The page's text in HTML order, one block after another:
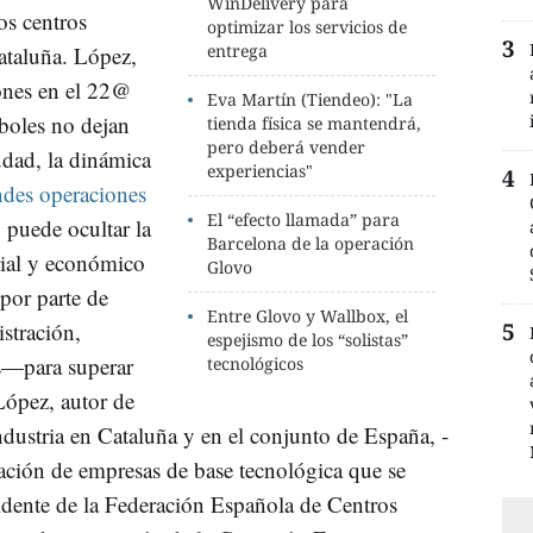
optimizar los servicios de
entrega
Eva Martín (Tiendeo): "La
tienda física se mantendrá,
pero deberá vender
experiencias"
El “efecto llamada” para
Barcelona de la operación
Glovo
Entre Glovo y Wallbox, el
espejismo de los “solistas”
tecnológicos
centros
López,
en el 22@
no dejan
la dinámica
operaciones
ocultar la
y económico
parte de
superar
autor de
en Cataluña y en el conjunto de España, -
de empresas de base tecnológica que se
de la Federación Española de Centros